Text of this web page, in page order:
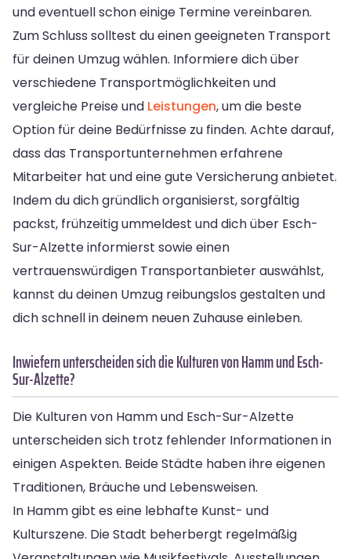
und eventuell schon einige Termine vereinbaren.
Zum Schluss solltest du einen geeigneten Transport
für deinen Umzug wählen. Informiere dich über
verschiedene Transportmöglichkeiten und
vergleiche Preise und Leistungen, um die beste
Option für deine Bedürfnisse zu finden. Achte darauf,
dass das Transportunternehmen erfahrene
Mitarbeiter hat und eine gute Versicherung anbietet.
Indem du dich gründlich organisierst, sorgfältig
packst, frühzeitig ummeldest und dich über Esch-
Sur-Alzette informierst sowie einen
vertrauenswürdigen Transportanbieter auswählst,
kannst du deinen Umzug reibungslos gestalten und
dich schnell in deinem neuen Zuhause einleben.
Inwiefern unterscheiden sich die Kulturen von Hamm und Esch-
Sur-Alzette?
Die Kulturen von Hamm und Esch-Sur-Alzette
unterscheiden sich trotz fehlender Informationen in
einigen Aspekten. Beide Städte haben ihre eigenen
Traditionen, Bräuche und Lebensweisen.
In Hamm gibt es eine lebhafte Kunst- und
Kulturszene. Die Stadt beherbergt regelmäßig